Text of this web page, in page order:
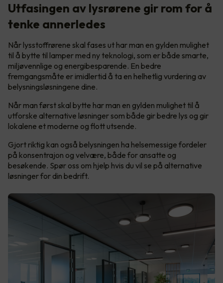
Utfasingen av lysrørene gir rom for å
tenke annerledes
Når lysstoffrørene skal fases ut har man en gylden mulighet
til å bytte til lamper med ny teknologi, som er både smarte,
miljøvennlige og energibesparende. En bedre
fremgangsmåte er imidlertid å ta en helhetlig vurdering av
belysningsløsningene dine.
Når man først skal bytte har man en gylden mulighet til å
utforske alternative løsninger som både gir bedre lys og gir
lokalene et moderne og flott utsende.
Gjort riktig kan også belysningen ha helsemessige fordeler
på konsentrajon og velvære, både for ansatte og
besøkende. Spør oss om hjelp hvis du vil se på alternative
løsninger for din bedrift.